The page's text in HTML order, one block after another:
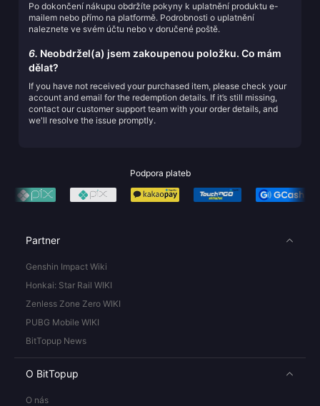
Po dokončení nákupu obdržíte pokyny k uplatnění produktu e-
mailem nebo přímo na platformě. Podrobnosti o uplatnění
naleznete ve svém účtu nebo v doručené poště.
6. Neobdržel(a) jsem zakoupenou položku. Co mám
dělat?
If you have not received your purchased item, please check your
account and email for the redemption details. If it’s still missing,
contact our customer support team with your order details, and
we'll resolve the issue promptly.
Podpora plateb
Partner
Genshin Impact Wiki
Honkai: Star Rail WIKI
Zenless Zone Zero WIKI
PUBG Mobile WIKI
BitTopup News
O BitTopup
O nás